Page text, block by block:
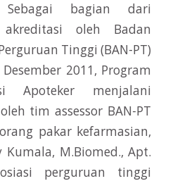
Sebagai bagian dari
oleh Badan
Tinggi (BAN-PT)
2011, Program
Apoteker menjalani
tim assessor BAN-PT
pakar kefarmasian,
M.Biomed., Apt.
perguruan tinggi